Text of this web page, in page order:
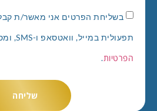
בשליחת הפרטים אני מאשר/ת
תפעולית במייל, וואטסאפ ו-SMS, ומסכים/ה ל
הפרטיות.
שליחה